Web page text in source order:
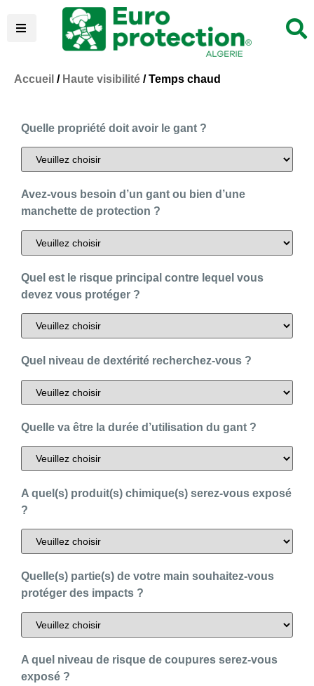
Accueil / Haute visibilité / Temps chaud
Quelle propriété doit avoir le gant ?
Avez-vous besoin d’un gant ou bien d’une
manchette de protection ?
Quel est le risque principal contre lequel vous
devez vous protéger ?
Quel niveau de dextérité recherchez-vous ?
Quelle va être la durée d’utilisation du gant ?
A quel(s) produit(s) chimique(s) serez-vous exposé
?
Quelle(s) partie(s) de votre main souhaitez-vous
protéger des impacts ?
A quel niveau de risque de coupures serez-vous
exposé ?